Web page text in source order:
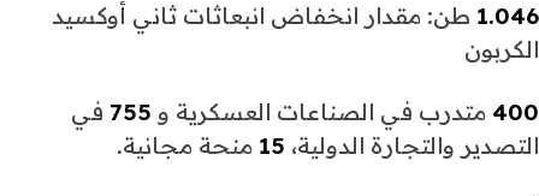
1.046 طن: مقدار انخفاض انبعاثات ثاني أوكسيد
الكربون
400 متدرب في الصناعات العسكرية و 755 في
التصدير والتجارة الدولية، 15 منحة مجانية.